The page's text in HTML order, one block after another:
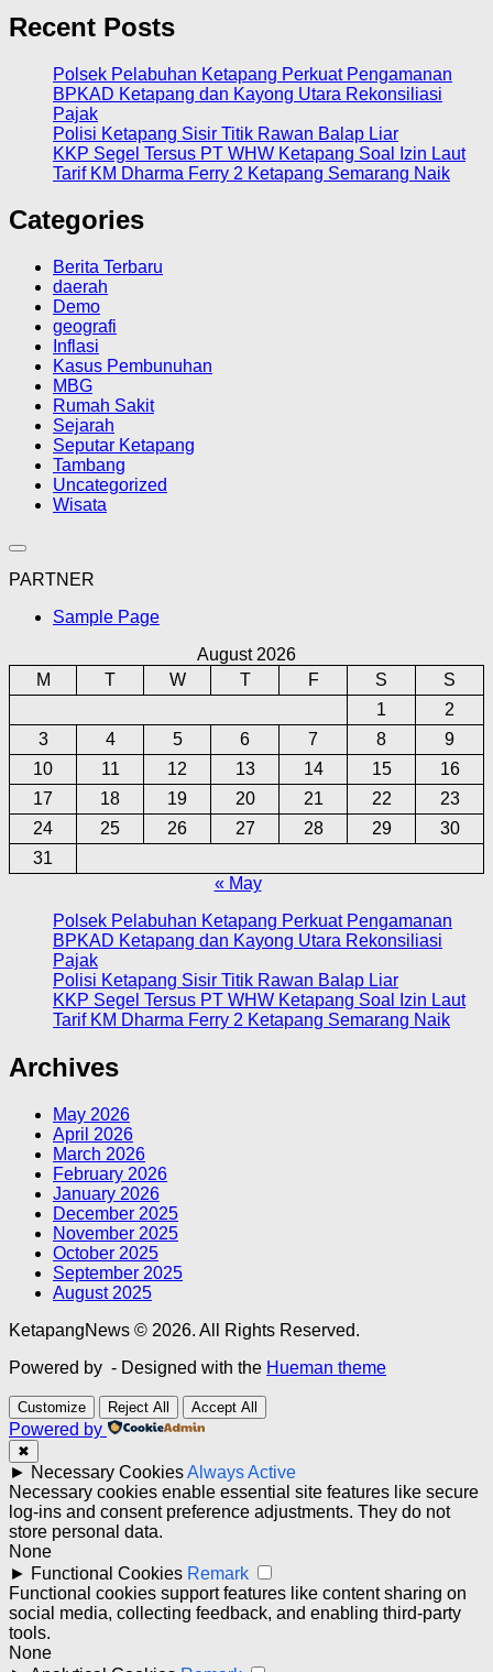
Recent Posts
Polsek Pelabuhan Ketapang Perkuat Pengamanan
BPKAD Ketapang dan Kayong Utara Rekonsiliasi
Pajak
Polisi Ketapang Sisir Titik Rawan Balap Liar
KKP Segel Tersus PT WHW Ketapang Soal Izin Laut
Tarif KM Dharma Ferry 2 Ketapang Semarang Naik
Categories
Berita Terbaru
daerah
Demo
geografi
Inflasi
Kasus Pembunuhan
MBG
Rumah Sakit
Sejarah
Seputar Ketapang
Tambang
Uncategorized
Wisata
PARTNER
Sample Page
August 2026
M
T W T F S
S
1
2
3
4 5 6 7 8
9
10
11 12 13 14 15
16
17
18 19 20 21 22
23
24
25 26 27 28 29
30
31
« May
Polsek Pelabuhan Ketapang Perkuat Pengamanan
BPKAD Ketapang dan Kayong Utara Rekonsiliasi
Pajak
Polisi Ketapang Sisir Titik Rawan Balap Liar
KKP Segel Tersus PT WHW Ketapang Soal Izin Laut
Tarif KM Dharma Ferry 2 Ketapang Semarang Naik
Archives
May 2026
April 2026
March 2026
February 2026
January 2026
December 2025
November 2025
October 2025
September 2025
August 2025
KetapangNews © 2026. All Rights Reserved.
Powered by - Designed with the Hueman theme
Customize Reject All Accept All
Powered by
✖
► Necessary CookiesAlways Active
Necessary cookies enable essential site features like secure
log-ins and consent preference adjustments. They do not
store personal data.
None
► Functional Cookies Remark
Functional cookies support features like content sharing on
social media, collecting feedback, and enabling third-party
tools.
None